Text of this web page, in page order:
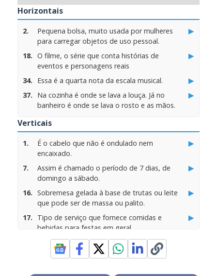
Horizontais
2.
Pequena bolsa, muito usada por mulheres
para carregar objetos de uso pessoal.
▶
18. O filme, o série que conta histórias de
eventos e personagens reais
▶
34. Essa é a quarta nota da escala musical. ▶
37.
Na cozinha é onde se lava a louça. Já no
banheiro é onde se lava o rosto e as mãos.
▶
45. Na sacada é para descansar, na internet para
comunicar, mas na pesca serve para apanhar.
48.
Conhecido preparado culinário que enche o
pastel doce ou bolo
▶
55.
É o desejo ou necessidade urgente de
alimento?
▶
59. Moeda utilizada no Japão? ▶
Como também é conhecido um avião
particular.
constrangedora que na gíria é um tipo de
macaco?
Verticais
1.
É o cabelo que não é ondulado nem
encaixado.
▶
7.
Assim é chamado o período de 7 dias, de
domingo a sábado.
▶
16. Sobremesa gelada à base de trutas ou leite
que pode ser de massa ou palito.
▶
17.
Tipo de serviço que fornece comidas e
bebidas para festas em geral.
▶
É o resultado da avaliação que o médico faz
dos sintomas do paciente.